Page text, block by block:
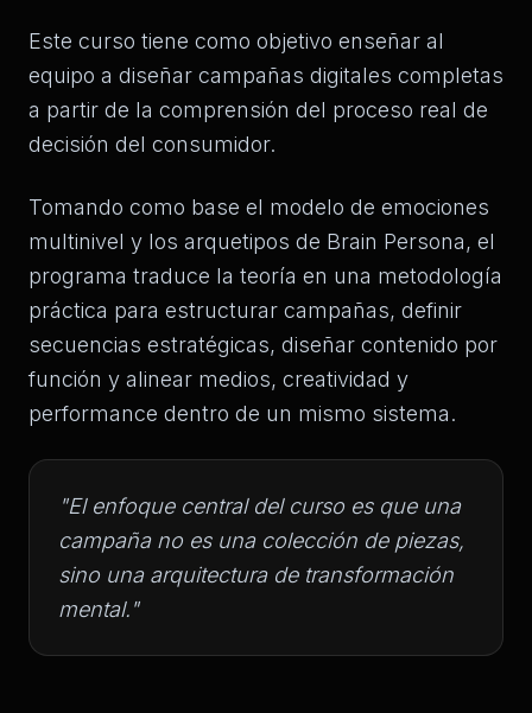
Este curso tiene como objetivo enseñar al
equipo a diseñar campañas digitales completas
a partir de la comprensión del proceso real de
decisión del consumidor.
Tomando como base el modelo de emociones
multinivel y los arquetipos de Brain Persona, el
programa traduce la teoría en una metodología
práctica para estructurar campañas, definir
secuencias estratégicas, diseñar contenido por
función y alinear medios, creatividad y
performance dentro de un mismo sistema.
"El enfoque central del curso es que una
campaña no es una colección de piezas,
sino una arquitectura de transformación
mental."